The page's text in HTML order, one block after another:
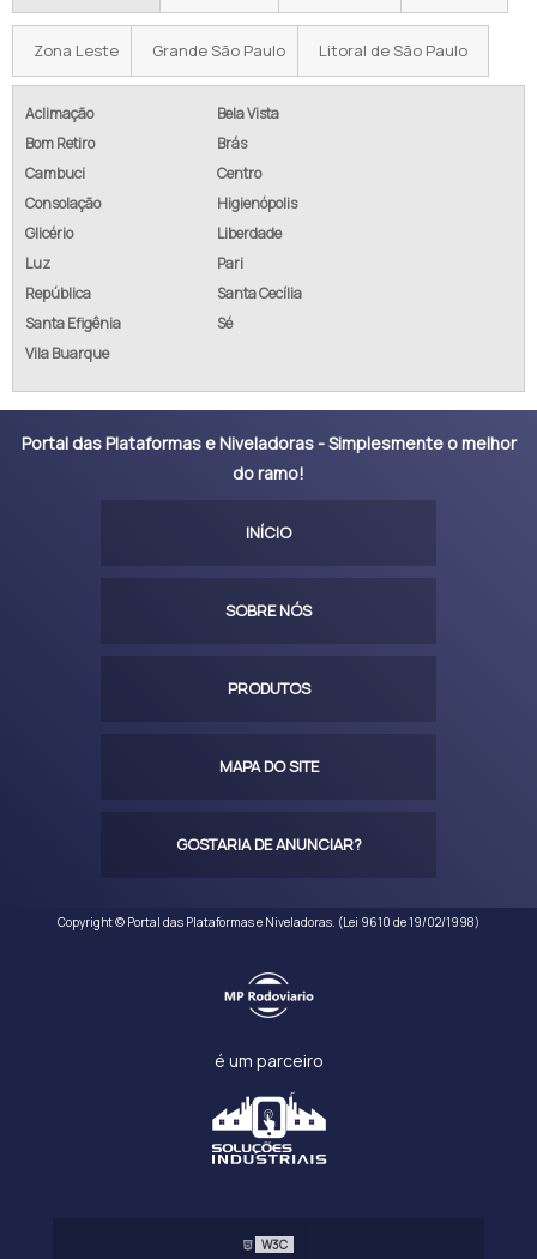
Zona Leste Grande São Paulo Litoral de São Paulo
Aclimação
Bela Vista
Bom Retiro
Brás
Cambuci
Centro
Consolação
Higienópolis
Glicério
Liberdade
Luz
Pari
República
Santa Cecília
Santa Efigênia
Sé
Vila Buarque
Portal das Plataformas e Niveladoras - Simplesmente o melhor
do ramo!
INÍCIO
SOBRE NÓS
PRODUTOS
MAPA DO SITE
GOSTARIA DE ANUNCIAR?
Copyright © Portal das Plataformas e Niveladoras. (Lei 9610 de 19/02/1998)
é um parceiro
W3C